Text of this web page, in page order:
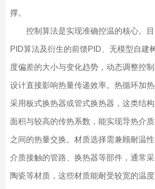
撑。
控制算法是实现准确控温的核心。目
PID算法及衍生的前馈PID、无模型自建
度偏差的大小与变化趋势，动态调整控
设计直接影响热量传递效率。热循环加
采用板式换热器或管式换热器，这类结
面积与较高的传热系数，能实现导热介
之间的热量交换。材质选择需兼顾耐温
介质接触的管路、换热器等部件，通常
陶瓷等材质，这些材质能耐受较宽的温